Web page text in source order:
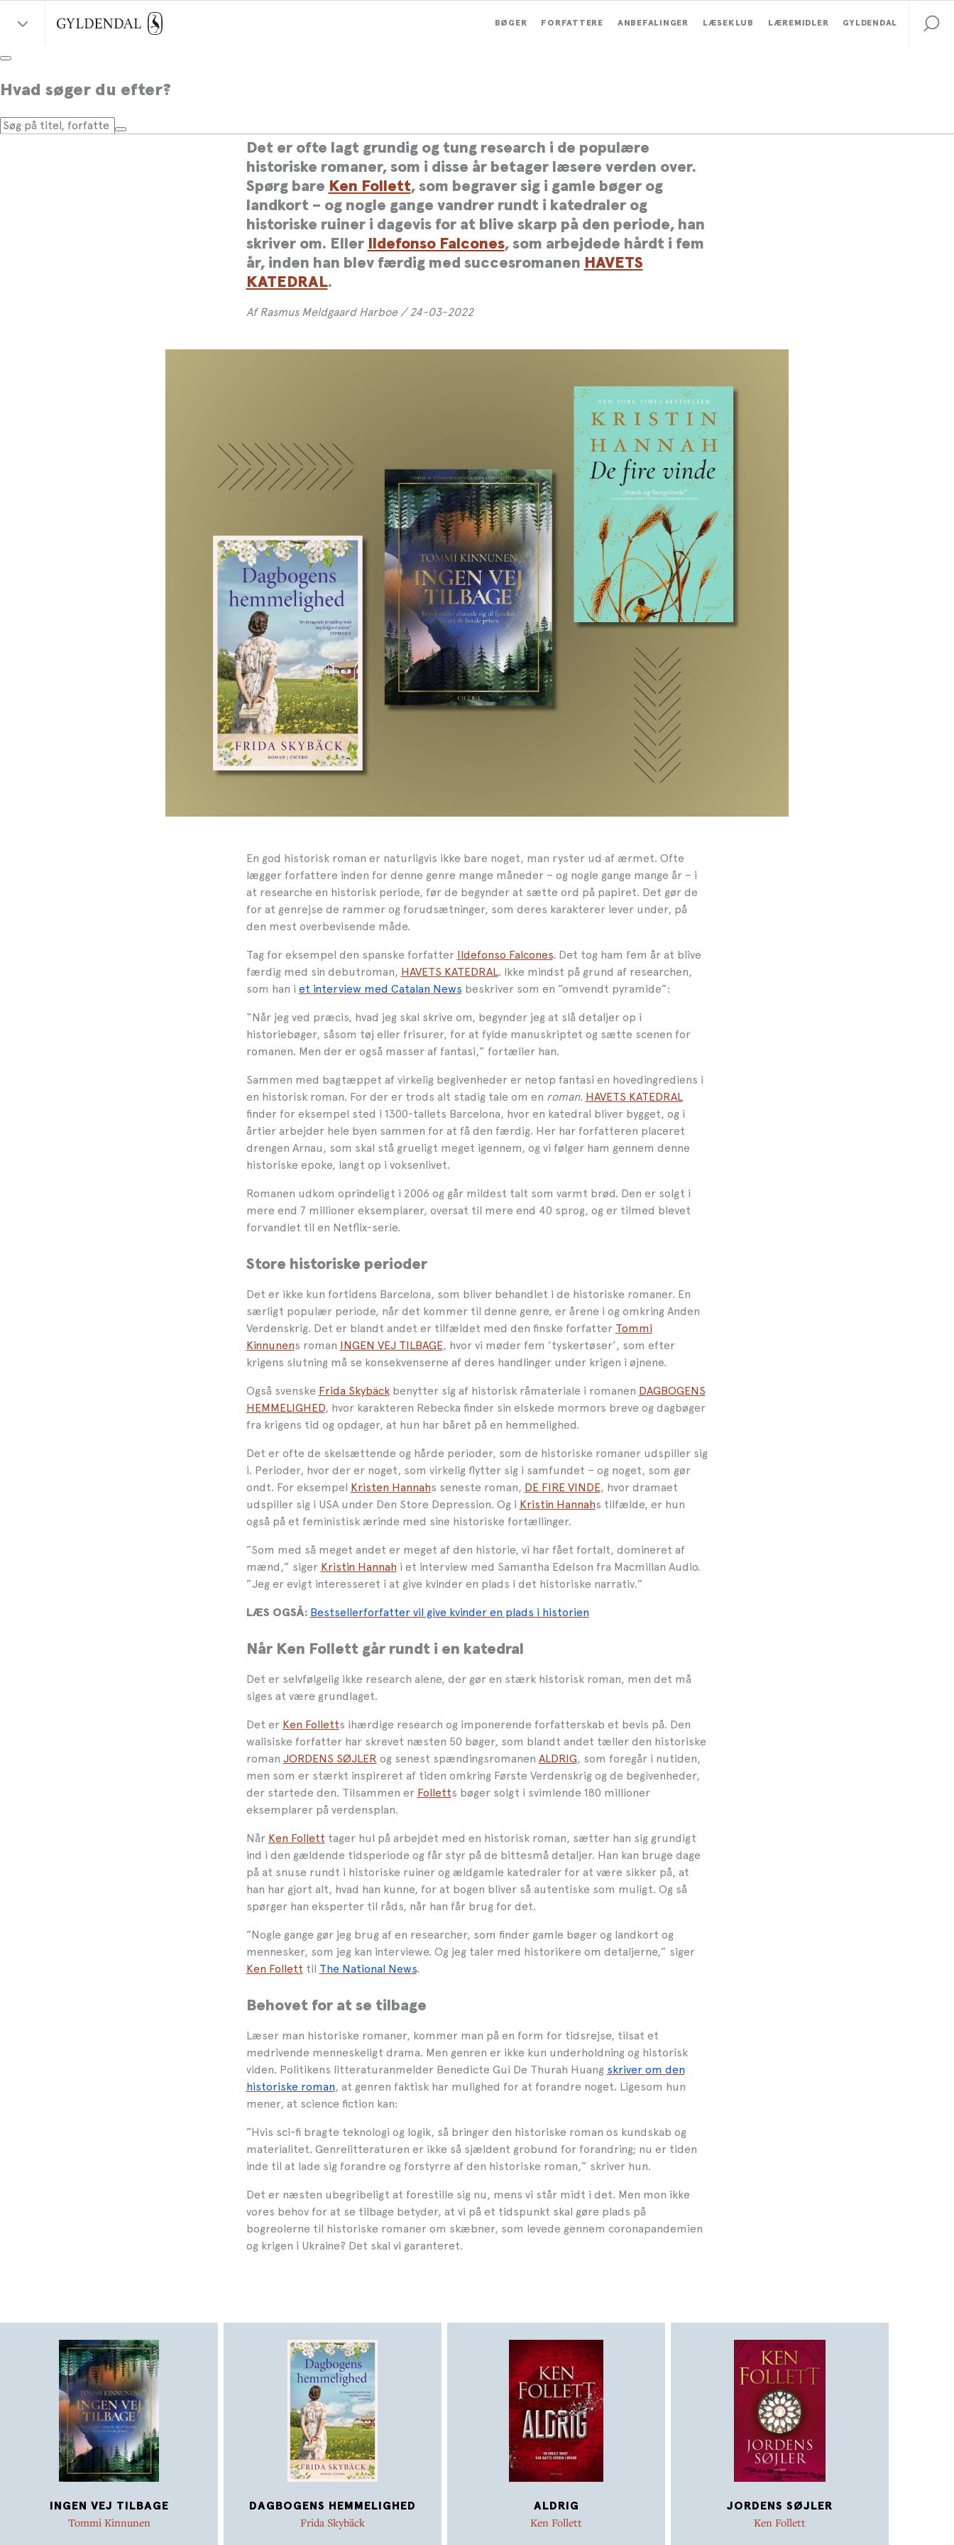
BØGER FORFATTERE ANBEFALINGER LÆSEKLUB LÆREMIDLER GYLDENDAL
Hvad søger du efter?
Det er ofte lagt grundig og tung research i de populære
historiske romaner, som i disse år betager læsere verden over.
Spørg bare Ken Follett, som begraver sig i gamle bøger og
landkort – og nogle gange vandrer rundt i katedraler og
historiske ruiner i dagevis for at blive skarp på den periode, han
skriver om. Eller
Ildefonso Falcones, som arbejdede hårdt i fem
år, inden han blev færdig med succesromanen HAVETS
KATEDRAL.
Af Rasmus Meldgaard Harboe / 24-03-2022
En god historisk roman er naturligvis ikke bare noget, man ryster ud af ærmet. Ofte
lægger forfattere inden for denne genre mange måneder – og nogle gange mange år – i
at researche en historisk periode, før de begynder at sætte ord på papiret. Det gør de
for at genrejse de rammer og forudsætninger, som deres karakterer lever under, på
den mest overbevisende måde.
Tag for eksempel den spanske forfatter Ildefonso Falcones. Det tog ham fem år at blive
færdig med sin debutroman, HAVETS KATEDRAL. Ikke mindst på grund af researchen,
som han i et interview med Catalan News beskriver som en ”omvendt pyramide”:
“Når jeg ved præcis, hvad jeg skal skrive om, begynder jeg at slå detaljer op i
historiebøger, såsom tøj eller frisurer, for at fylde manuskriptet og sætte scenen for
romanen. Men der er også masser af fantasi,” fortæller han.
Sammen med bagtæppet af virkelig begivenheder er netop fantasi en hovedingrediens i
en historisk roman. For der er trods alt stadig tale om en roman. HAVETS KATEDRAL
finder for eksempel sted i 1300-tallets Barcelona, hvor en katedral bliver bygget, og i
årtier arbejder hele byen sammen for at få den færdig. Her har forfatteren placeret
drengen Arnau, som skal stå grueligt meget igennem, og vi følger ham gennem denne
historiske epoke, langt op i voksenlivet.
Romanen udkom oprindeligt i 2006 og går mildest talt som varmt brød. Den er solgt i
mere end 7 millioner eksemplarer, oversat til mere end 40 sprog, og er tilmed blevet
forvandlet til en Netflix-serie.
Store historiske perioder
Det er ikke kun fortidens Barcelona, som bliver behandlet i de historiske romaner. En
særligt populær periode, når det kommer til denne genre, er årene i og omkring Anden
Verdenskrig. Det er blandt andet er tilfældet med den finske forfatter Tommi
Kinnunens roman INGEN VEJ TILBAGE, hvor vi møder fem ’tyskertøser’, som efter
krigens slutning må se konsekvenserne af deres handlinger under krigen i øjnene.
Også svenske Frida Skybäckbenytter sig af historisk råmateriale i romanen DAGBOGENS
HEMMELIGHED, hvor karakteren Rebecka finder sin elskede mormors breve og dagbøger
fra krigens tid og opdager, at hun har båret på en hemmelighed.
Det er ofte de skelsættende og hårde perioder, som de historiske romaner udspiller sig
i. Perioder, hvor der er noget, som virkelig flytter sig i samfundet – og noget, som gør
ondt. For eksempel Kristen Hannahs seneste roman, DE FIRE VINDE, hvor dramaet
udspiller sig i USA under Den Store Depression. Og i Kristin Hannahs tilfælde, er hun
også på et feministisk ærinde med sine historiske fortællinger.
”Som med så meget andet er meget af den historie, vi har fået fortalt, domineret af
mænd,” siger Kristin Hannah i et interview med Samantha Edelson fra Macmillan Audio.
”Jeg er evigt interesseret i at give kvinder en plads i det historiske narrativ.”
LÆS OGSÅ: Bestsellerforfatter vil give kvinder en plads i historien
Når Ken Follett går rundt i en katedral
Det er selvfølgelig ikke research alene, der gør en stærk historisk roman, men det må
siges at være grundlaget.
Det er Ken Folletts ihærdige research og imponerende forfatterskab et bevis på. Den
walisiske forfatter har skrevet næsten 50 bøger, som blandt andet tæller den historiske
roman JORDENS SØJLER og senest spændingsromanen ALDRIG, som foregår i nutiden,
men som er stærkt inspireret af tiden omkring Første Verdenskrig og de begivenheder,
der startede den. Tilsammen er Folletts bøger solgt i svimlende 180 millioner
eksemplarer på verdensplan.
Når Ken Follett tager hul på arbejdet med en historisk roman, sætter han sig grundigt
ind i den gældende tidsperiode og får styr på de bittesmå detaljer. Han kan bruge dage
på at snuse rundt i historiske ruiner og ældgamle katedraler for at være sikker på, at
han har gjort alt, hvad han kunne, for at bogen bliver så autentiske som muligt. Og så
spørger han eksperter til råds, når han får brug for det.
”Nogle gange gør jeg brug af en researcher, som finder gamle bøger og landkort og
mennesker, som jeg kan interviewe. Og jeg taler med historikere om detaljerne,” siger
Ken Follett til The National News.
Behovet for at se tilbage
Læser man historiske romaner, kommer man på en form for tidsrejse, tilsat et
medrivende menneskeligt drama. Men genren er ikke kun underholdning og historisk
viden. Politikens litteraturanmelder Benedicte Gui De Thurah Huang skriver om den
historiske roman, at genren faktisk har mulighed for at forandre noget. Ligesom hun
mener, at science fiction kan:
”Hvis sci-fi bragte teknologi og logik, så bringer den historiske roman os kundskab og
materialitet. Genrelitteraturen er ikke så sjældent grobund for forandring; nu er tiden
inde til at lade sig forandre og forstyrre af den historiske roman,” skriver hun.
Det er næsten ubegribeligt at forestille sig nu, mens vi står midt i det. Men mon ikke
vores behov for at se tilbage betyder, at vi på et tidspunkt skal gøre plads på
bogreolerne til historiske romaner om skæbner, som levede gennem coronapandemien
og krigen i Ukraine? Det skal vi garanteret.
INGEN VEJ TILBAGE
Tommi Kinnunen
DAGBOGENS HEMMELIGHED
Frida Skybäck
ALDRIG
Ken Follett
JORDENS SØJLER
Ken Follett